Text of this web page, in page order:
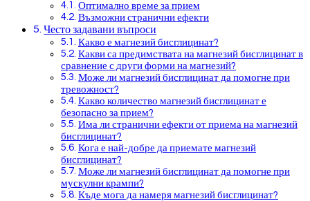
Оптимално време за прием
Възможни странични ефекти
Често задавани въпроси
Какво е магнезий бисглицинат?
Какви са предимствата на магнезий бисглицинат в
сравнение с други форми на магнезий?
Може ли магнезий бисглицинат да помогне при
тревожност?
Какво количество магнезий бисглицинат е
безопасно за прием?
Има ли странични ефекти от приема на магнезий
бисглицинат?
Кога е най-добре да приемате магнезий
бисглицинат?
Може ли магнезий бисглицинат да помогне при
мускулни крампи?
Къде мога да намеря магнезий бисглицинат?